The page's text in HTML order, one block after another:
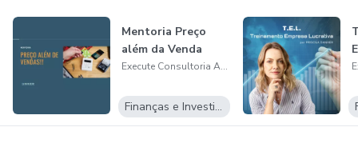
Mentoria Preço
além da Venda
Execute Consultoria Administrativa
Finanças e Investimentos